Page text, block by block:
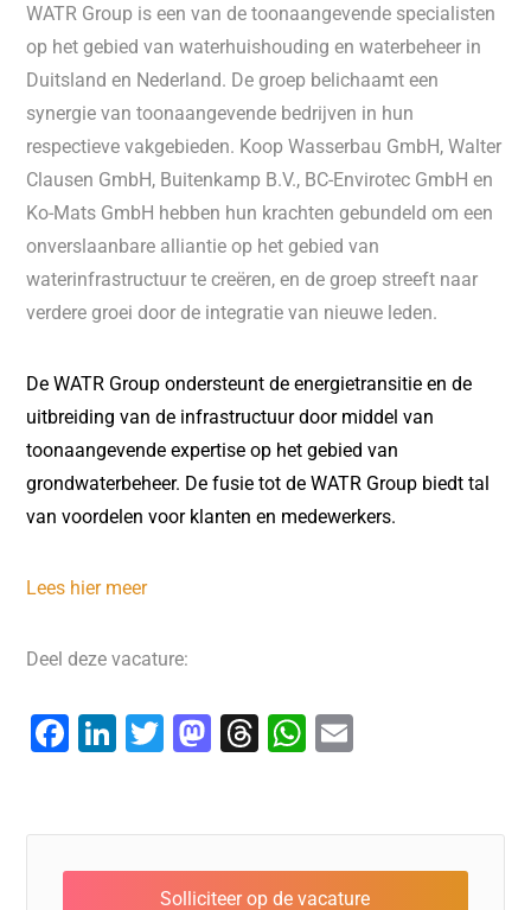
WATR Group is een van de toonaangevende specialisten
op het gebied van waterhuishouding en waterbeheer in
Duitsland en Nederland. De groep belichaamt een
synergie van toonaangevende bedrijven in hun
respectieve vakgebieden. Koop Wasserbau GmbH, Walter
Clausen GmbH, Buitenkamp B.V., BC-Envirotec GmbH en
Ko-Mats GmbH hebben hun krachten gebundeld om een
onverslaanbare alliantie op het gebied van
waterinfrastructuur te creëren, en de groep streeft naar
verdere groei door de integratie van nieuwe leden.
De WATR Group ondersteunt de energietransitie en de
uitbreiding van de infrastructuur door middel van
toonaangevende expertise op het gebied van
grondwaterbeheer. De fusie tot de WATR Group biedt tal
van voordelen voor klanten en medewerkers.
Lees hier meer
Deel deze vacature:
F
e
b
Li
e
dI
T
er
M
o
d
T
a
d
W
s
A
l